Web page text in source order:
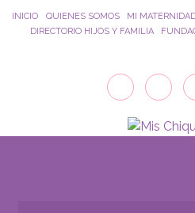
Saltar al contenido principal
INICIO QUIENES SOMOS MI
DIRECTORIO HIJOS Y FAMILIA